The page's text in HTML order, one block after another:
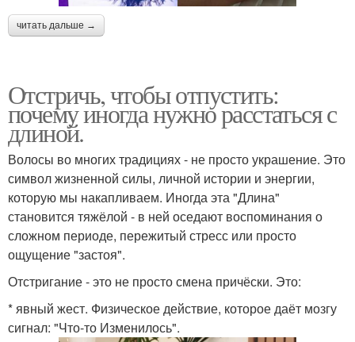
читать дальше →
Отстричь, чтобы отпустить:
почему иногда нужно расстаться с
длиной.
Волосы во многих традициях - не просто украшение. Это
символ жизненной силы, личной истории и энергии,
которую мы накапливаем. Иногда эта "Длина"
становится тяжёлой - в ней оседают воспоминания о
сложном периоде, пережитый стресс или просто
ощущение "застоя".
Отстригание - это не просто смена причёски. Это:
* явный жест. Физическое действие, которое даёт мозгу
сигнал: "Что-то Изменилось".